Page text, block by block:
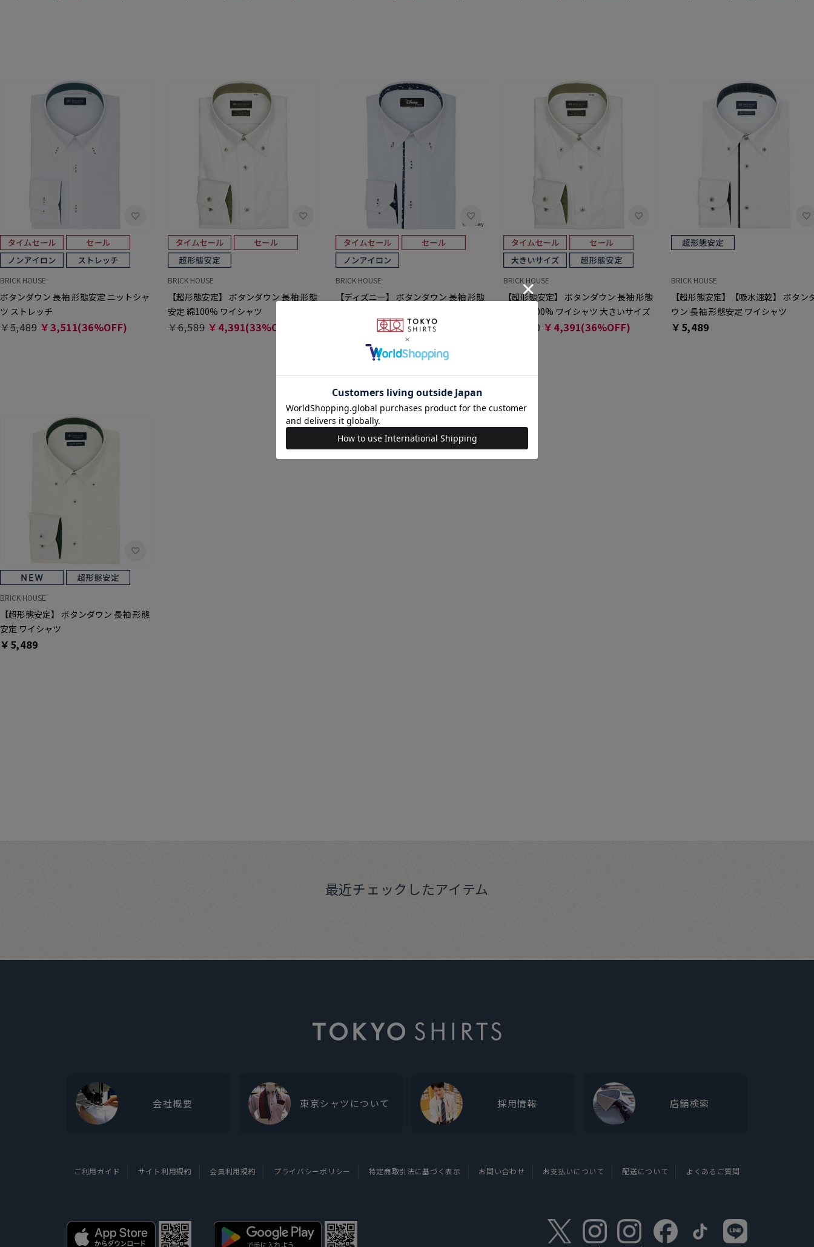
BRICK HOUSE
ボタンダウン 長袖 形態安定 ニットシャ
ツ ストレッチ
￥5,489 ￥3,511(36%OFF)
BRICK HOUSE
【超形態安定】 ボタンダウン 長袖 形態
安定 綿100% ワイシャツ
￥6,589 ￥4,391(33%OFF)
BRICK HOUSE
【ディズニー】 ボタンダウン 長袖 形態
￥3,511(46%OFF)
BRICK HOUSE
【超形態安定】 ボタンダウン 長袖 形態
安定 綿100% ワイシャツ 大きいサイズ
￥6,930 ￥4,391(36%OFF)
BRICK HOUSE
【超形態安定】【吸水速乾】 ボタン
ウン 長袖 形態安定 ワイシャツ
￥5,489
BRICK HOUSE
【超形態安定】 ボタンダウン 長袖 形態
安定 ワイシャツ
￥5,489
最近チェックしたアイテム
会社概要 東京シャツについて 採用情報 店舗検索
ご利用ガイド サイト利用規約 会員利用規約 プライバシーポリシー 特定商取引法に基づく表示 お問い合わせ お支払いについて 配送について よくあるご質問